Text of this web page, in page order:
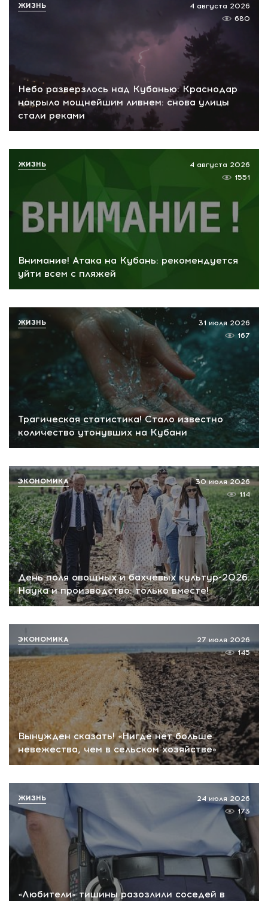
Небо разверзлось над Кубанью: Краснодар
накрыло мощнейшим ливнем: снова улицы
стали реками
4 августа 2026
680
ЖИЗНЬ
Внимание! Атака на Кубань: рекомендуется
уйти всем с пляжей
4 августа 2026
1551
ЖИЗНЬ
Трагическая статистика! Стало известно
количество утонувших на Кубани
31 июля 2026
167
ЖИЗНЬ
День поля овощных и бахчевых культур-2026.
Наука и производство: только вместе!
30 июля 2026
114
ЭКОНОМИКА
Вынужден сказать! «Нигде нет больше
невежества, чем в сельском хозяйстве»
27 июля 2026
145
ЭКОНОМИКА
«Любители» тишины разозлили соседей в
24 июля 2026
173
ЖИЗНЬ